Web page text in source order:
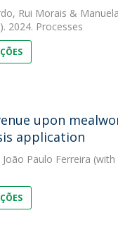
, Rui Morais &
2024. Processes
upon
application
João Paulo Ferreira